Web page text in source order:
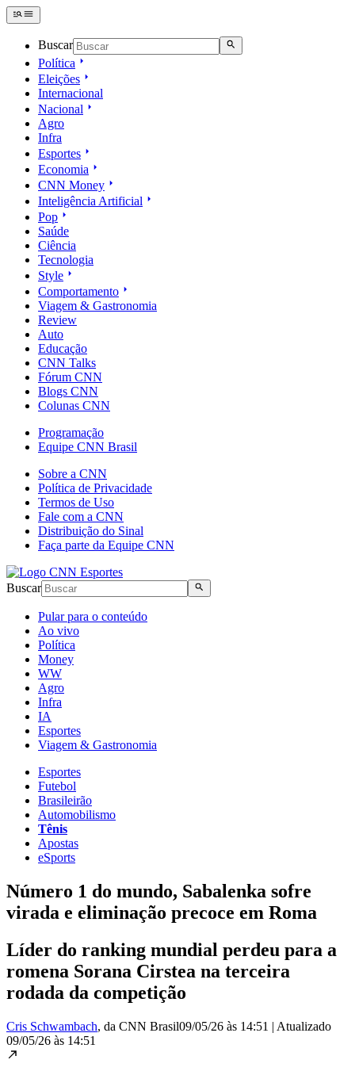
Buscar
Política
Eleições
Internacional
Nacional
Agro
Infra
Esportes
Economia
CNN Money
Inteligência Artificial
Pop
Saúde
Ciência
Tecnologia
Style
Comportamento
Viagem & Gastronomia
Review
Auto
Educação
CNN Talks
Fórum CNN
Blogs CNN
Colunas CNN
Programação
Equipe CNN Brasil
Sobre a CNN
Política de Privacidade
Termos de Uso
Fale com a CNN
Distribuição do Sinal
Faça parte da Equipe CNN
Buscar
Pular para o conteúdo
Ao vivo
Política
Money
WW
Agro
Infra
IA
Esportes
Viagem & Gastronomia
Esportes
Futebol
Brasileirão
Automobilismo
Tênis
Apostas
eSports
Número 1 do mundo, Sabalenka sofre
virada e eliminação precoce em Roma
Líder do ranking mundial perdeu para a
romena Sorana Cirstea na terceira
rodada da competição
Cris Schwambach, da CNN Brasil09/05/26 às 14:51 | Atualizado
09/05/26 às 14:51